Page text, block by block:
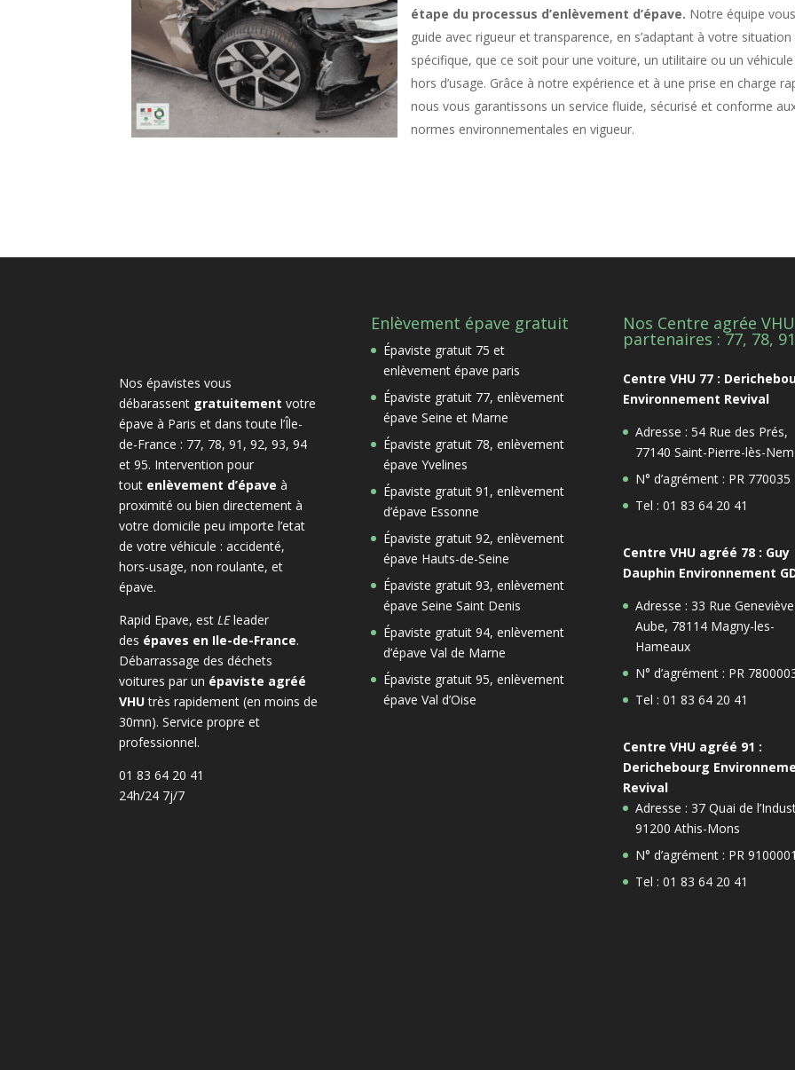
étape du processus d’enlèvement d’épave. Notre équipe vous
guide avec rigueur et transparence, en s’adaptant à votre situation
spécifique, que ce soit pour une voiture, un utilitaire ou un véhicule
hors d’usage. Grâce à notre expérience et à une prise en charge
nous vous garantissons un service fluide, sécurisé et conforme
normes environnementales en vigueur.
Nos épavistes vous
débarassent gratuitement votre
épave à Paris et dans toute l’Île-
de-France : 77, 78, 91, 92, 93, 94
et 95. Intervention pour
tout enlèvement d’épave à
proximité ou bien directement à
votre domicile peu importe l’etat
de votre véhicule : accidenté,
hors-usage, non roulante, et
épave.
Rapid Epave, est LEleader
des épaves en Ile-de-France.
Débarrassage des déchets
voitures par un épaviste agréé
VHUtrès rapidement (en moins de
30mn). Service propre et
professionnel.
01 83 64 20 41
24h/24 7j/7
Enlèvement épave gratuit
Épaviste gratuit 75 et
enlèvement épave paris
Épaviste gratuit 77, enlèvement
épave Seine et Marne
Épaviste gratuit 78, enlèvement
épave Yvelines
Épaviste gratuit 91, enlèvement
d’épave Essonne
Épaviste gratuit 92, enlèvement
épave Hauts-de-Seine
Épaviste gratuit 93, enlèvement
épave Seine Saint Denis
Épaviste gratuit 94, enlèvement
d’épave Val de Marne
Épaviste gratuit 95, enlèvement
épave Val d’Oise
Nos Centre agrée VHU
partenaires : 77, 78, 91
Centre VHU 77 :
Environnement Revival
Adresse : 54 Rue des Prés,
77140 Saint-Pierre-lès-
N° d’agrément : PR 770035
Tel : 01 83 64 20 41
Centre VHU agréé 78 : Guy
Dauphin Environnement
Adresse : 33 Rue Geneviève
Aube, 78114 Magny-les-
Hameaux
N° d’agrément : PR
Tel : 01 83 64 20 41
Centre VHU agréé 91 :
Derichebourg
Revival
Adresse : 37 Quai de
91200 Athis-Mons
N° d’agrément : PR
Tel : 01 83 64 20 41